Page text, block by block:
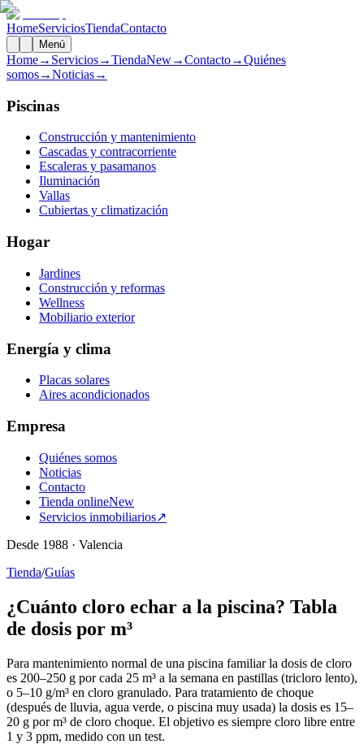
HomeServiciosTiendaContacto
Menú
Home→ Servicios→TiendaNew→Contacto→Quiénes
somos→Noticias→
Piscinas
Construcción y mantenimiento
Cascadas y contracorriente
Escaleras y pasamanos
Iluminación
Vallas
Cubiertas y climatización
Hogar
Jardines
Construcción y reformas
Wellness
Mobiliario exterior
Energía y clima
Placas solares
Aires acondicionados
Empresa
Quiénes somos
Noticias
Contacto
Tienda onlineNew
Servicios inmobiliarios↗
Desde 1988 · Valencia
Tienda/Guías
¿Cuánto cloro echar a la piscina? Tabla
de dosis por m³
Para mantenimiento normal de una piscina familiar la dosis de cloro
es 200–250 g por cada 25 m³ a la semana en pastillas (tricloro lento),
o 5–10 g/m³ en cloro granulado. Para tratamiento de choque
(después de lluvia, agua verde, o piscina muy usada) la dosis es 15–
20 g por m³ de cloro choque. El objetivo es siempre cloro libre entre
1 y 3 ppm, medido con un test.